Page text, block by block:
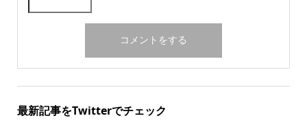
最新記事をTwitterでチェック